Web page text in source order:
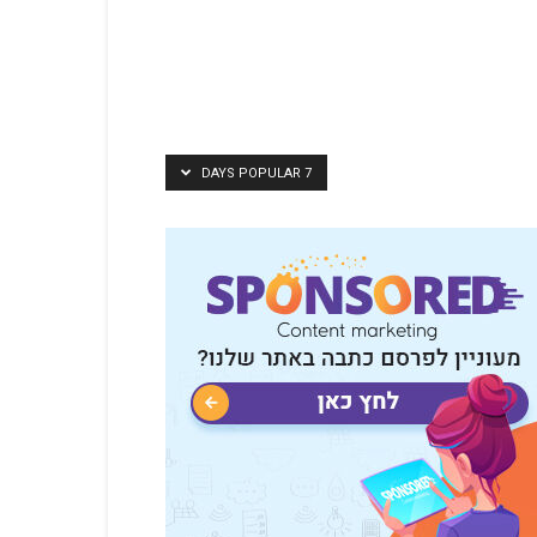
7 DAYS POPULAR